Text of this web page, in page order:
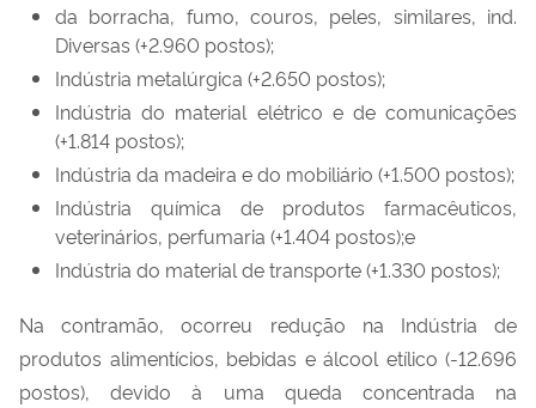
da borracha, fumo, couros, peles, similares, ind.
Diversas (+2.960 postos);
Indústria metalúrgica (+2.650 postos);
Indústria do material elétrico e de comunicações
(+1.814 postos);
Indústria da madeira e do mobiliário (+1.500 postos);
Indústria química de produtos farmacêuticos,
veterinários, perfumaria (+1.404 postos);e
Indústria do material de transporte (+1.330 postos);
Na contramão, ocorreu redução na Indústria de
produtos alimentícios, bebidas e álcool etílico (-12.696
postos), devido à uma queda concentrada na